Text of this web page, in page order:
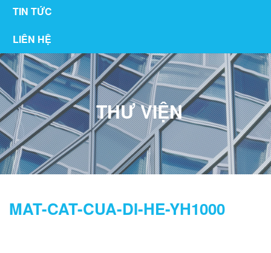
TIN TỨC
LIÊN HỆ
THƯ VIỆN
MAT-CAT-CUA-DI-HE-YH1000